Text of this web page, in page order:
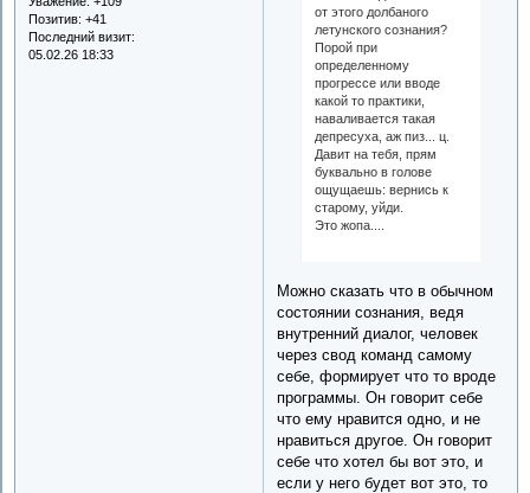
Позитив: +41
Последний визит:
05.02.26 18:33
от этого долбаного
летунского сознания?
Порой при
определенному
прогрессе или вводе
какой то практики,
наваливается такая
депресуха, аж пиз... ц.
Давит на тебя, прям
буквально в голове
ощущаешь: вернись к
старому, уйди.
Это жопа....
Можно сказать что в обычном
состоянии сознания, ведя
внутренний диалог, человек
через свод команд самому
себе, формирует что то вроде
программы. Он говорит себе
что ему нравится одно, и не
нравиться другое. Он говорит
себе что хотел бы вот это, и
если у него будет вот это, то